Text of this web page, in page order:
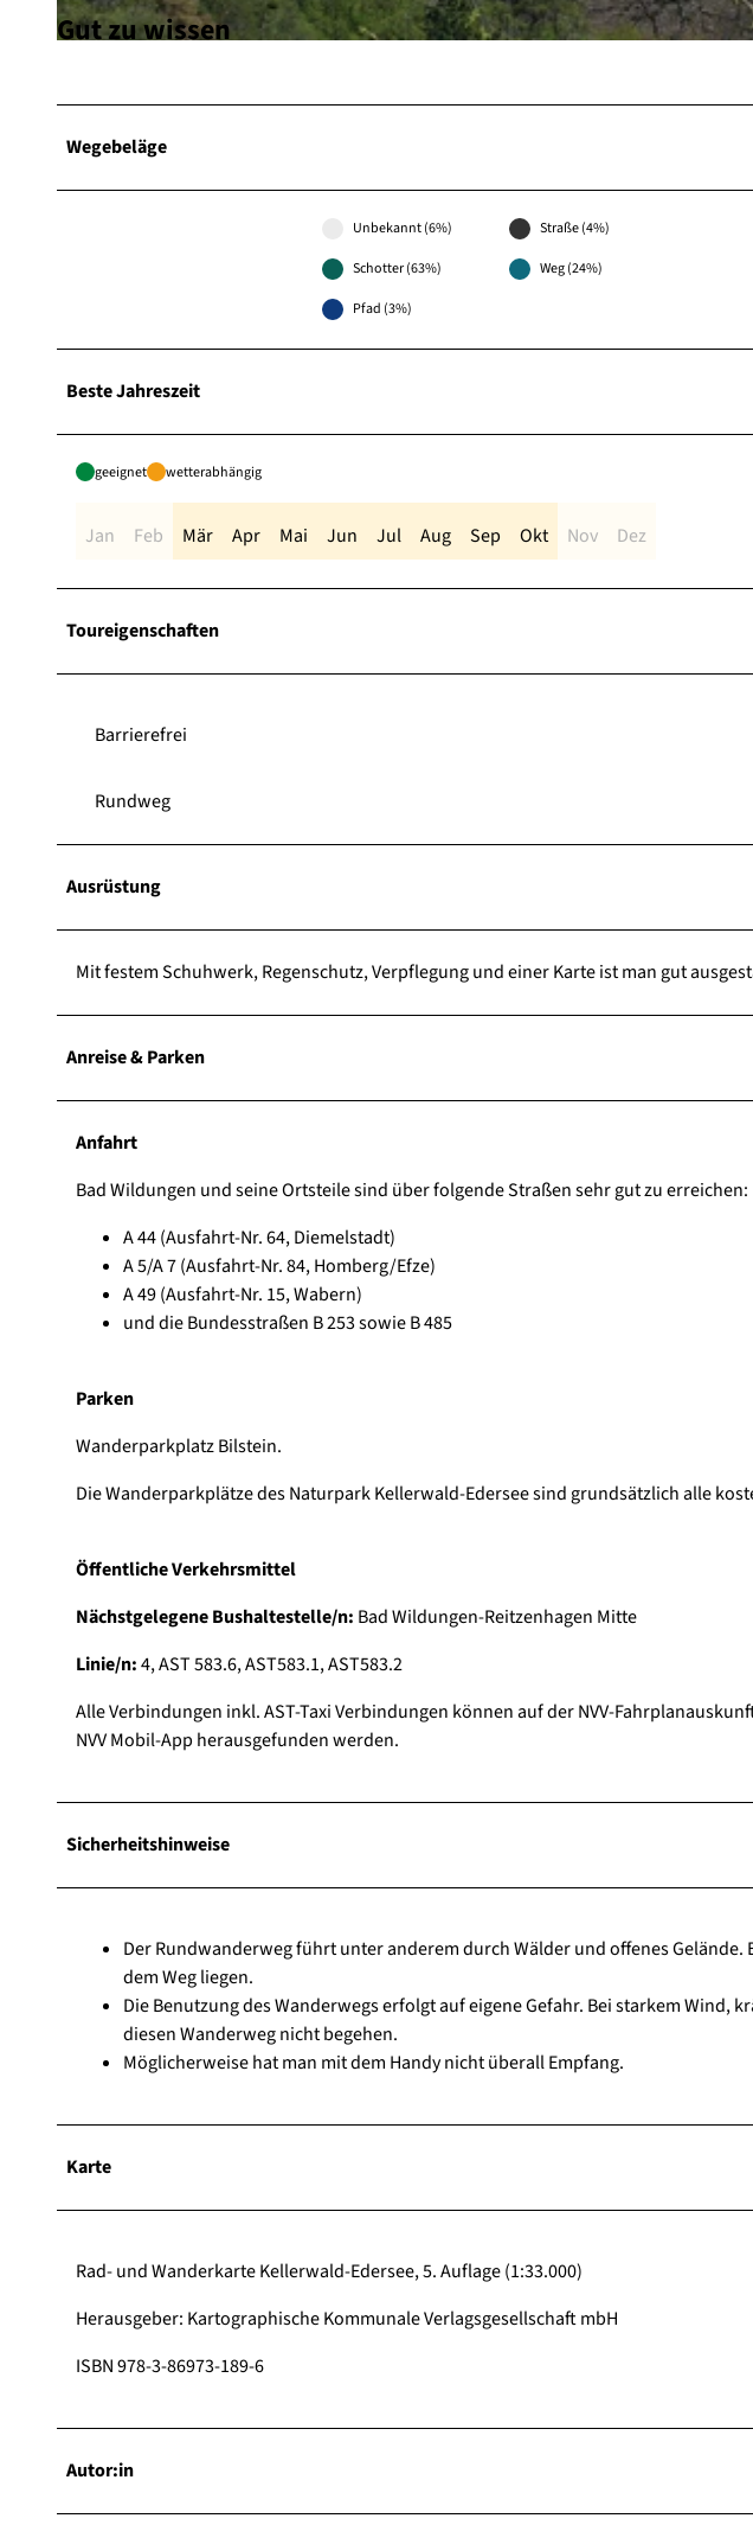
Gut zu wissen
Wegebeläge
Unbekannt (6%) Straße (4%)
Schotter (63%) Weg (24%)
Pfad (3%)
Beste Jahreszeit
geeignet wetterabhängig
Jan Feb Mär Apr Mai Jun Jul Aug Sep Okt Nov Dez
Toureigenschaften
Barrierefrei
Rundweg
Ausrüstung
Mit festem Schuhwerk, Regenschutz, Verpflegung und einer Karte ist man gut
Anreise & Parken
Anfahrt
Bad Wildungen und seine Ortsteile sind über folgende Straßen sehr gut zu erreichen:
A 44 (Ausfahrt-Nr. 64, Diemelstadt)
A 5/A 7 (Ausfahrt-Nr. 84, Homberg/Efze)
A 49 (Ausfahrt-Nr. 15, Wabern)
und die Bundesstraßen B 253 sowie B 485
Parken
Wanderparkplatz Bilstein.
Die Wanderparkplätze des Naturpark Kellerwald-Edersee sind grundsätzlich alle
Öffentliche Verkehrsmittel
Nächstgelegene Bushaltestelle/n: Bad Wildungen-Reitzenhagen Mitte
Linie/n:4, AST 583.6, AST583.1, AST583.2
Alle Verbindungen inkl. AST-Taxi Verbindungen können auf der NVV-
NVV Mobil-App herausgefunden werden.
Sicherheitshinweise
Der Rundwanderweg führt unter anderem durch Wälder und offenes
dem Weg liegen.
Die Benutzung des Wanderwegs erfolgt auf eigene Gefahr. Bei starkem Wind,
diesen Wanderweg nicht begehen.
Möglicherweise hat man mit dem Handy nicht überall Empfang.
Karte
Rad- und Wanderkarte Kellerwald-Edersee, 5. Auflage (1:33.000)
Herausgeber: Kartographische Kommunale Verlagsgesellschaft mbH
ISBN 978-3-86973-189-6
Autor:in